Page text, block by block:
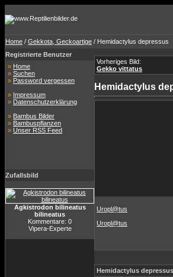
Home / Gekkota, Geckoartige / Hemidactylus depressus
Registrierte Benutzer
» Home
» Suchen
» Password vergessen
» Impressum
» Datenschutzerklärung
» Bambus Bilder
» Bambuspflanzen
» Unser RSS Feed
Zufallsbild
Agkistrodon bilineatus
bilineatus
Kommentare: 0
Vipera-Experte
Vorheriges Bild:
Gekko vittatus
Hemidactylus
Uropl@tus
Uropl@tus
Hemidactylus depressus